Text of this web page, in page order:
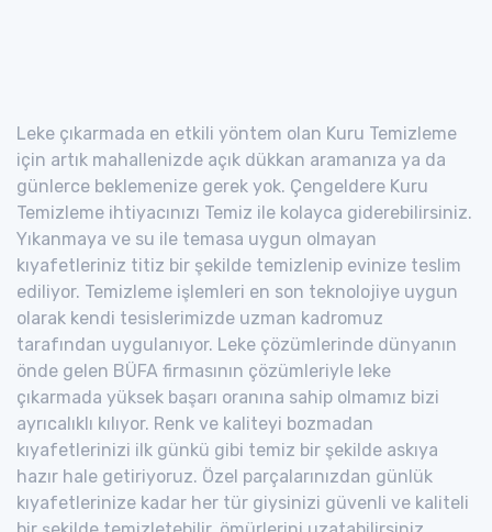
Leke çıkarmada en etkili yöntem olan Kuru Temizleme
için artık mahallenizde açık dükkan aramanıza ya da
günlerce beklemenize gerek yok. Çengeldere Kuru
Temizleme ihtiyacınızı Temiz ile kolayca giderebilirsiniz.
Yıkanmaya ve su ile temasa uygun olmayan
kıyafetleriniz titiz bir şekilde temizlenip evinize teslim
ediliyor. Temizleme işlemleri en son teknolojiye uygun
olarak kendi tesislerimizde uzman kadromuz
tarafından uygulanıyor. Leke çözümlerinde dünyanın
önde gelen BÜFA firmasının çözümleriyle leke
çıkarmada yüksek başarı oranına sahip olmamız bizi
ayrıcalıklı kılıyor. Renk ve kaliteyi bozmadan
kıyafetlerinizi ilk günkü gibi temiz bir şekilde askıya
hazır hale getiriyoruz. Özel parçalarınızdan günlük
kıyafetlerinize kadar her tür giysinizi güvenli ve kaliteli